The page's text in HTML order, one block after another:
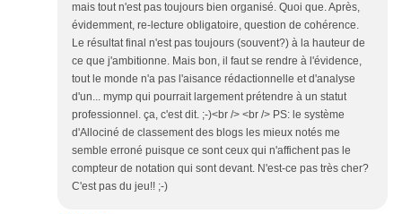
mais tout n'est pas toujours bien organisé. Quoi que. Après,
évidemment, re-lecture obligatoire, question de cohérence.
Le résultat final n'est pas toujours (souvent?) à la hauteur de
ce que j'ambitionne. Mais bon, il faut se rendre à l'évidence,
tout le monde n'a pas l'aisance rédactionnelle et d'analyse
d'un... mymp qui pourrait largement prétendre à un statut
professionnel. ça, c'est dit. ;-)<br /> <br /> PS: le système
d'Allociné de classement des blogs les mieux notés me
semble erroné puisque ce sont ceux qui n'affichent pas le
compteur de notation qui sont devant. N'est-ce pas très cher?
C'est pas du jeu!! ;-)